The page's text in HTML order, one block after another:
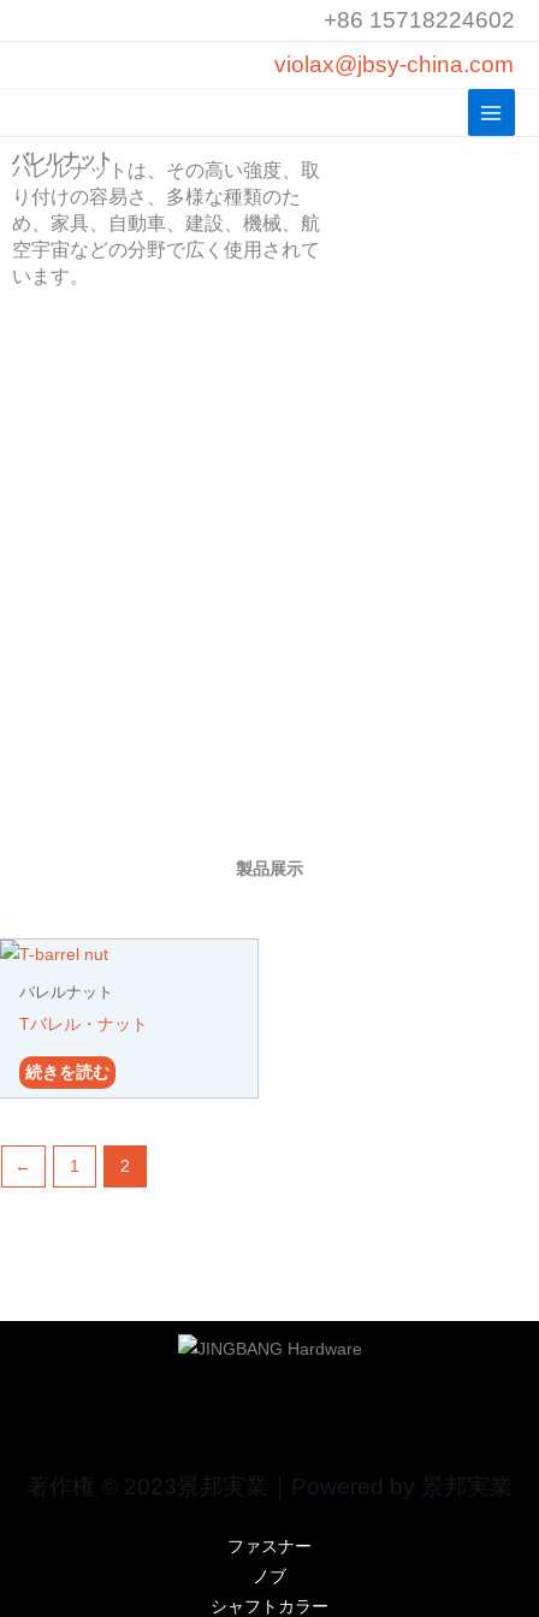
へ
キ
ッ
プ
+86 15718224602
violax@jbsy-china.com
バレルナット
バレルナットは、その高い強度、取
り付けの容易さ、多様な種類のた
め、家具、自動車、建設、機械、航
空宇宙などの分野で広く使用されて
います。
製品展示
バレルナット
Tバレル・ナット
続きを読む
← 1 2
著作権 © 2023景邦実業｜Powered by 景邦実業
ファスナー
ノブ
シャフトカラー